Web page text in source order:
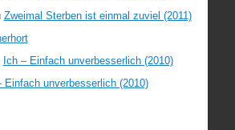
Zweimal Sterben ist einmal zuviel (2011)
Ich – Einfach unverbesserlich (2010)
Einfach unverbesserlich (2010)